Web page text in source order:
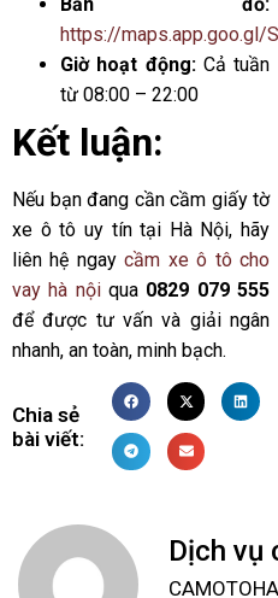
https://maps.app.goo.gl/
Giờ hoạt động:Cả tuần
từ 08:00 – 22:00
Kết luận:
Nếu bạn đang cần cầm giấy tờ
xe ô tô uy tín tại Hà Nội, hãy
liên hệ ngaycầm xe ô tô cho
vay hà nộiqua 0829 079 555
để được tư vấn và giải ngân
nhanh, an toàn, minh bạch.
Chia sẻ
bài viết:
Dịch vụ